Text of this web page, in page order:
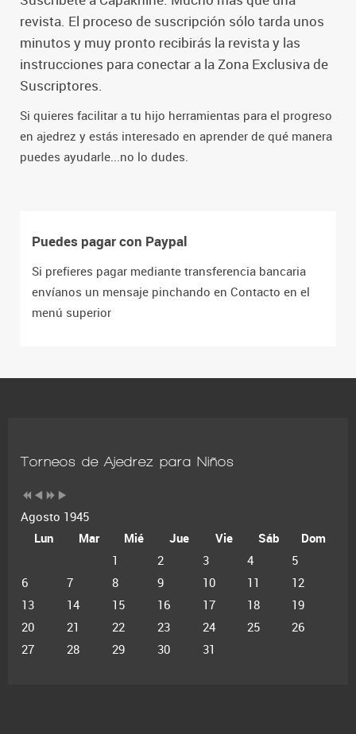
revista. El proceso de suscripción sólo tarda unos
minutos y muy pronto recibirás la revista y las
instrucciones para conectar a la Zona Exclusiva de
Suscriptores.
Si quieres facilitar a tu hijo herramientas para el progreso
en ajedrez y estás interesado en aprender de qué manera
puedes ayudarle...no lo dudes.
Puedes pagar con Paypal
Si prefieres pagar mediante transferencia bancaria
envíanos un mensaje pinchando en Contacto en el
menú superior
Torneos de Ajedrez para Niños
Agosto 1945
Lun
Mar Mié Jue Vie Sáb
Dom
1
2 3 4
5
6
7 8 9 10 11
12
13
14 15 16 17 18
19
20
21 22 23 24 25
26
27
28 29 30 31